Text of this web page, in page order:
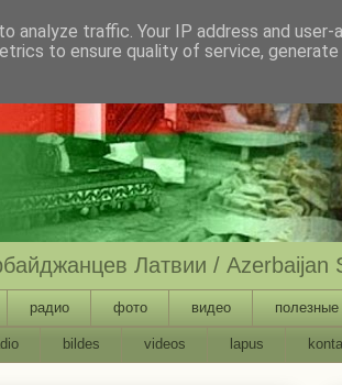
Латвии / Azerbaijan
радио фото видео
bildes videos lapus
analyze traffic. Your IP address and user-
to ensure quality of service, generate